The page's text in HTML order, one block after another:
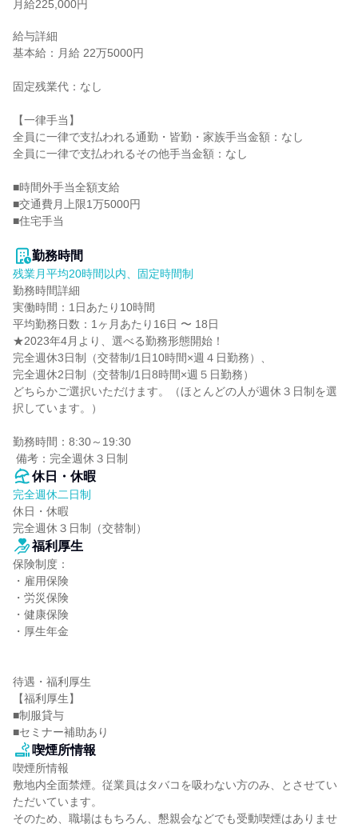
月給225,000円
給与詳細
基本給：月給 22万5000円
固定残業代：なし
【一律手当】
全員に一律で支払われる通勤・皆勤・家族手当金額：なし
全員に一律で支払われるその他手当金額：なし
■時間外手当全額支給
■交通費月上限1万5000円
■住宅手当
勤務時間
残業月平均20時間以内、固定時間制
勤務時間詳細
実働時間：1日あたり10時間
平均勤務日数：1ヶ月あたり16日 〜 18日
★2023年4月より、選べる勤務形態開始！
完全週休3日制（交替制/1日10時間×週４日勤務）、
完全週休2日制（交替制/1日8時間×週５日勤務）
どちらかご選択いただけます。（ほとんどの人が週休３日制を選
択しています。）
勤務時間：8:30～19:30
備考：完全週休３日制
休日・休暇
完全週休二日制
休日・休暇
完全週休３日制（交替制）
福利厚生
保険制度：
・雇用保険
・労災保険
・健康保険
・厚生年金
待遇・福利厚生
【福利厚生】
■制服貸与
■セミナー補助あり
喫煙所情報
喫煙所情報
敷地内全面禁煙。従業員はタバコを吸わない方のみ、とさせてい
ただいています。
そのため、職場はもちろん、懇親会などでも受動喫煙はありませ